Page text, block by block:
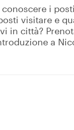
i
visitare e
in città?
a